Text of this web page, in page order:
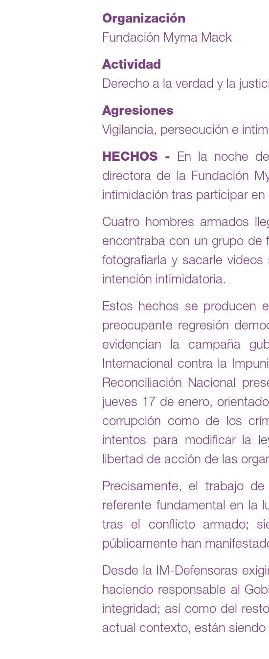
Organización
Fundación Myrna Mack
Actividad
Derecho a la verdad y la
Agresiones
Vigilancia, persecución e
HECHOS - En la noche
directora de la Fundación
intimidación tras participar
Cuatro hombres armados
encontraba con un grupo de
fotografiarla y sacarle
intención intimidatoria.
Estos hechos se producen
preocupante regresión
evidencian la campaña
Internacional contra la
Reconciliación Nacional
jueves 17 de enero,
corrupción como de los
intentos para modificar la
libertad de acción de las
Precisamente, el trabajo
referente fundamental en la
tras el conflicto armado;
públicamente han
Desde la IM-Defensoras
haciendo responsable al
integridad; así como del
actual contexto, están